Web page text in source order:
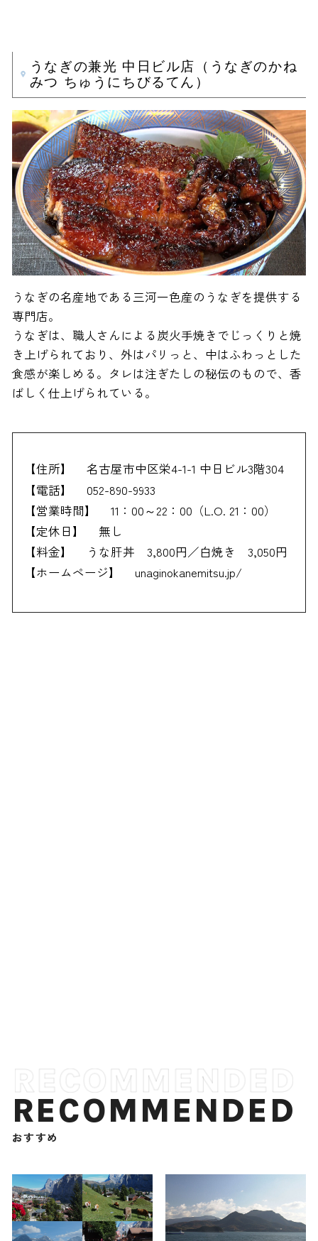
うなぎの兼光 中日ビル店（うなぎのかね
みつ ちゅうにちびるてん）
うなぎの名産地である三河一色産のうなぎを提供する
専門店。
うなぎは、職人さんによる炭火手焼きでじっくりと焼
き上げられており、外はパリっと、中はふわっとした
食感が楽しめる。タレは注ぎたしの秘伝のもので、香
ばしく仕上げられている。
【住所】
名古屋市中区栄4-1-1 中日ビル3階304
【電話】
052-890-9933
【営業時間】
11：00～22：00（L.O. 21：00）
【定休日】
無し
【料金】
うな肝丼 3,800円／白焼き 3,050円
【ホームページ】
unaginokanemitsu.jp/
RECOMMENDED
おすすめ